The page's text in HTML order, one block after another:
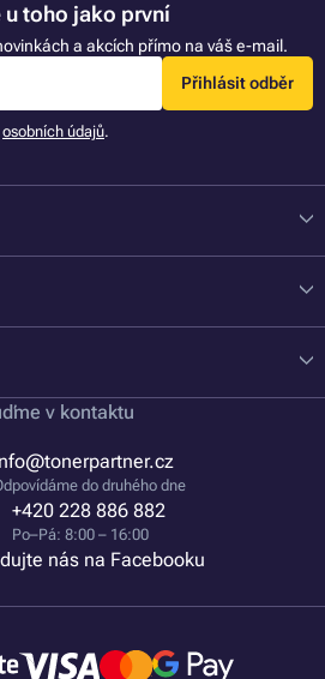
u toho jako první
a akcích přímo na váš e-mail.
Přihlásit odběr
osobních údajů.
v kontaktu
do druhého dne
+420 228 886 882
Po–Pá: 8:00 – 16:00
nás na Facebooku